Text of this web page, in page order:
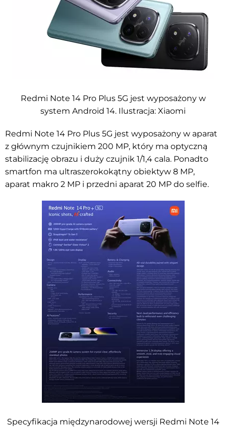
Redmi Note 14 Pro Plus 5G jest wyposażony w
system Android 14. Ilustracja: Xiaomi
Redmi Note 14 Pro Plus 5G jest wyposażony w aparat
z głównym czujnikiem 200 MP, który ma optyczną
stabilizację obrazu i duży czujnik 1/1,4 cala. Ponadto
smartfon ma ultraszerokokątny obiektyw 8 MP,
aparat makro 2 MP i przedni aparat 20 MP do selfie.
Specyfikacja międzynarodowej wersji Redmi Note 14